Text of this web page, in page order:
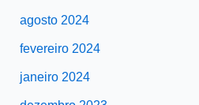
agosto 2024
fevereiro 2024
janeiro 2024